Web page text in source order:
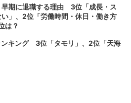
早期に退職する理由 3位「成長・ス
」、2位「労働時間・休日・働き方
は？
ンキング 3位「タモリ」、2位「天海